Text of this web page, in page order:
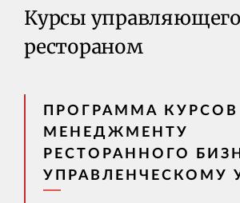
Курсы управляющего
рестораном
ПРОГРАММА
МЕНЕДЖМЕНТУ
РЕСТОРАННОГО
УПРАВЛЕНЧЕСКОМУ